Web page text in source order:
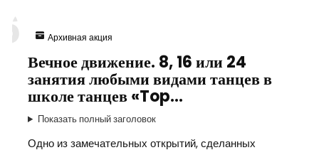
Архивная акция
Вечное движение. 8, 16 или 24
занятия любыми видами танцев в
школе танцев «Top…
Показать полный заголовок
Одно из замечательных открытий, сделанных